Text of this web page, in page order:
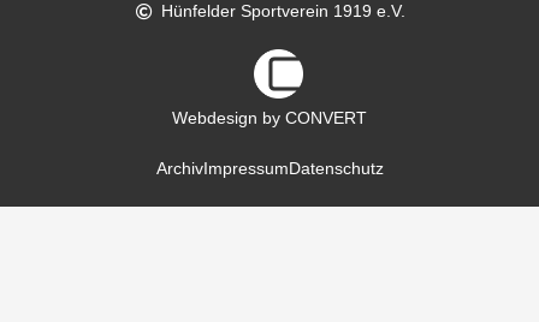
Hünfelder Sportverein 1919 e.V.
Webdesign by CONVERT
ArchivImpressumDatenschutz